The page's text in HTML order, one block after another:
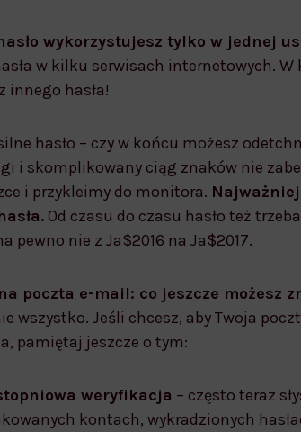
wykorzystujesz tylko w jednej
w kilku serwisach internetowych.
innego hasła!
hasło – czy w końcu możesz
i skomplikowany ciąg znaków nie
i przykleimy do monitora.
Od czasu do czasu hasło też
pewno nie z Ja$2016 na Ja$2017.
poczta e-mail: co jeszcze możesz
wszystko. Jeśli chcesz, aby Twoja
pamiętaj jeszcze o tym:
weryfikacja – często teraz
kontach, wykradzionych